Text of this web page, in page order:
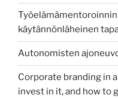
käytännönläheinen
Autonomisten
Corporate branding in
invest in it, and how to